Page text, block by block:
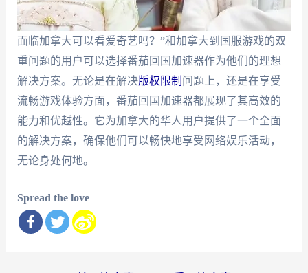
面临加拿大可以看爱奇艺吗？”和加拿大到国服游戏的双
重问题的用户可以选择番茄回国加速器作为他们的理想
解决方案。无论是在解决版权限制 问题上，还是在享受
流畅游戏体验方面，番茄回国加速器都展现了其高效的
能力和优越性。它为加拿大的华人用户提供了一个全面
的解决方案，确保他们可以畅快地享受网络娱乐活动，
无论身处何地。
Spread the love